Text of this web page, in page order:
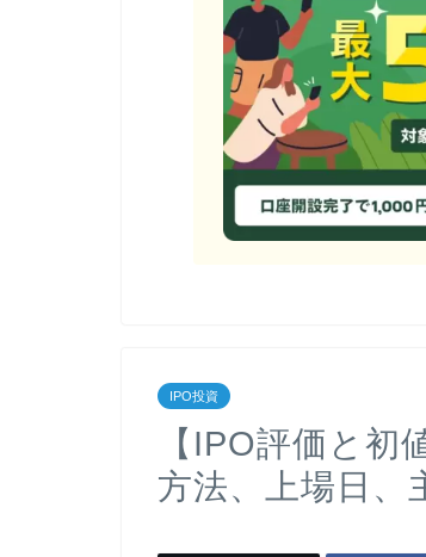
IPO投資
【IPO評価と初
方法、上場日、